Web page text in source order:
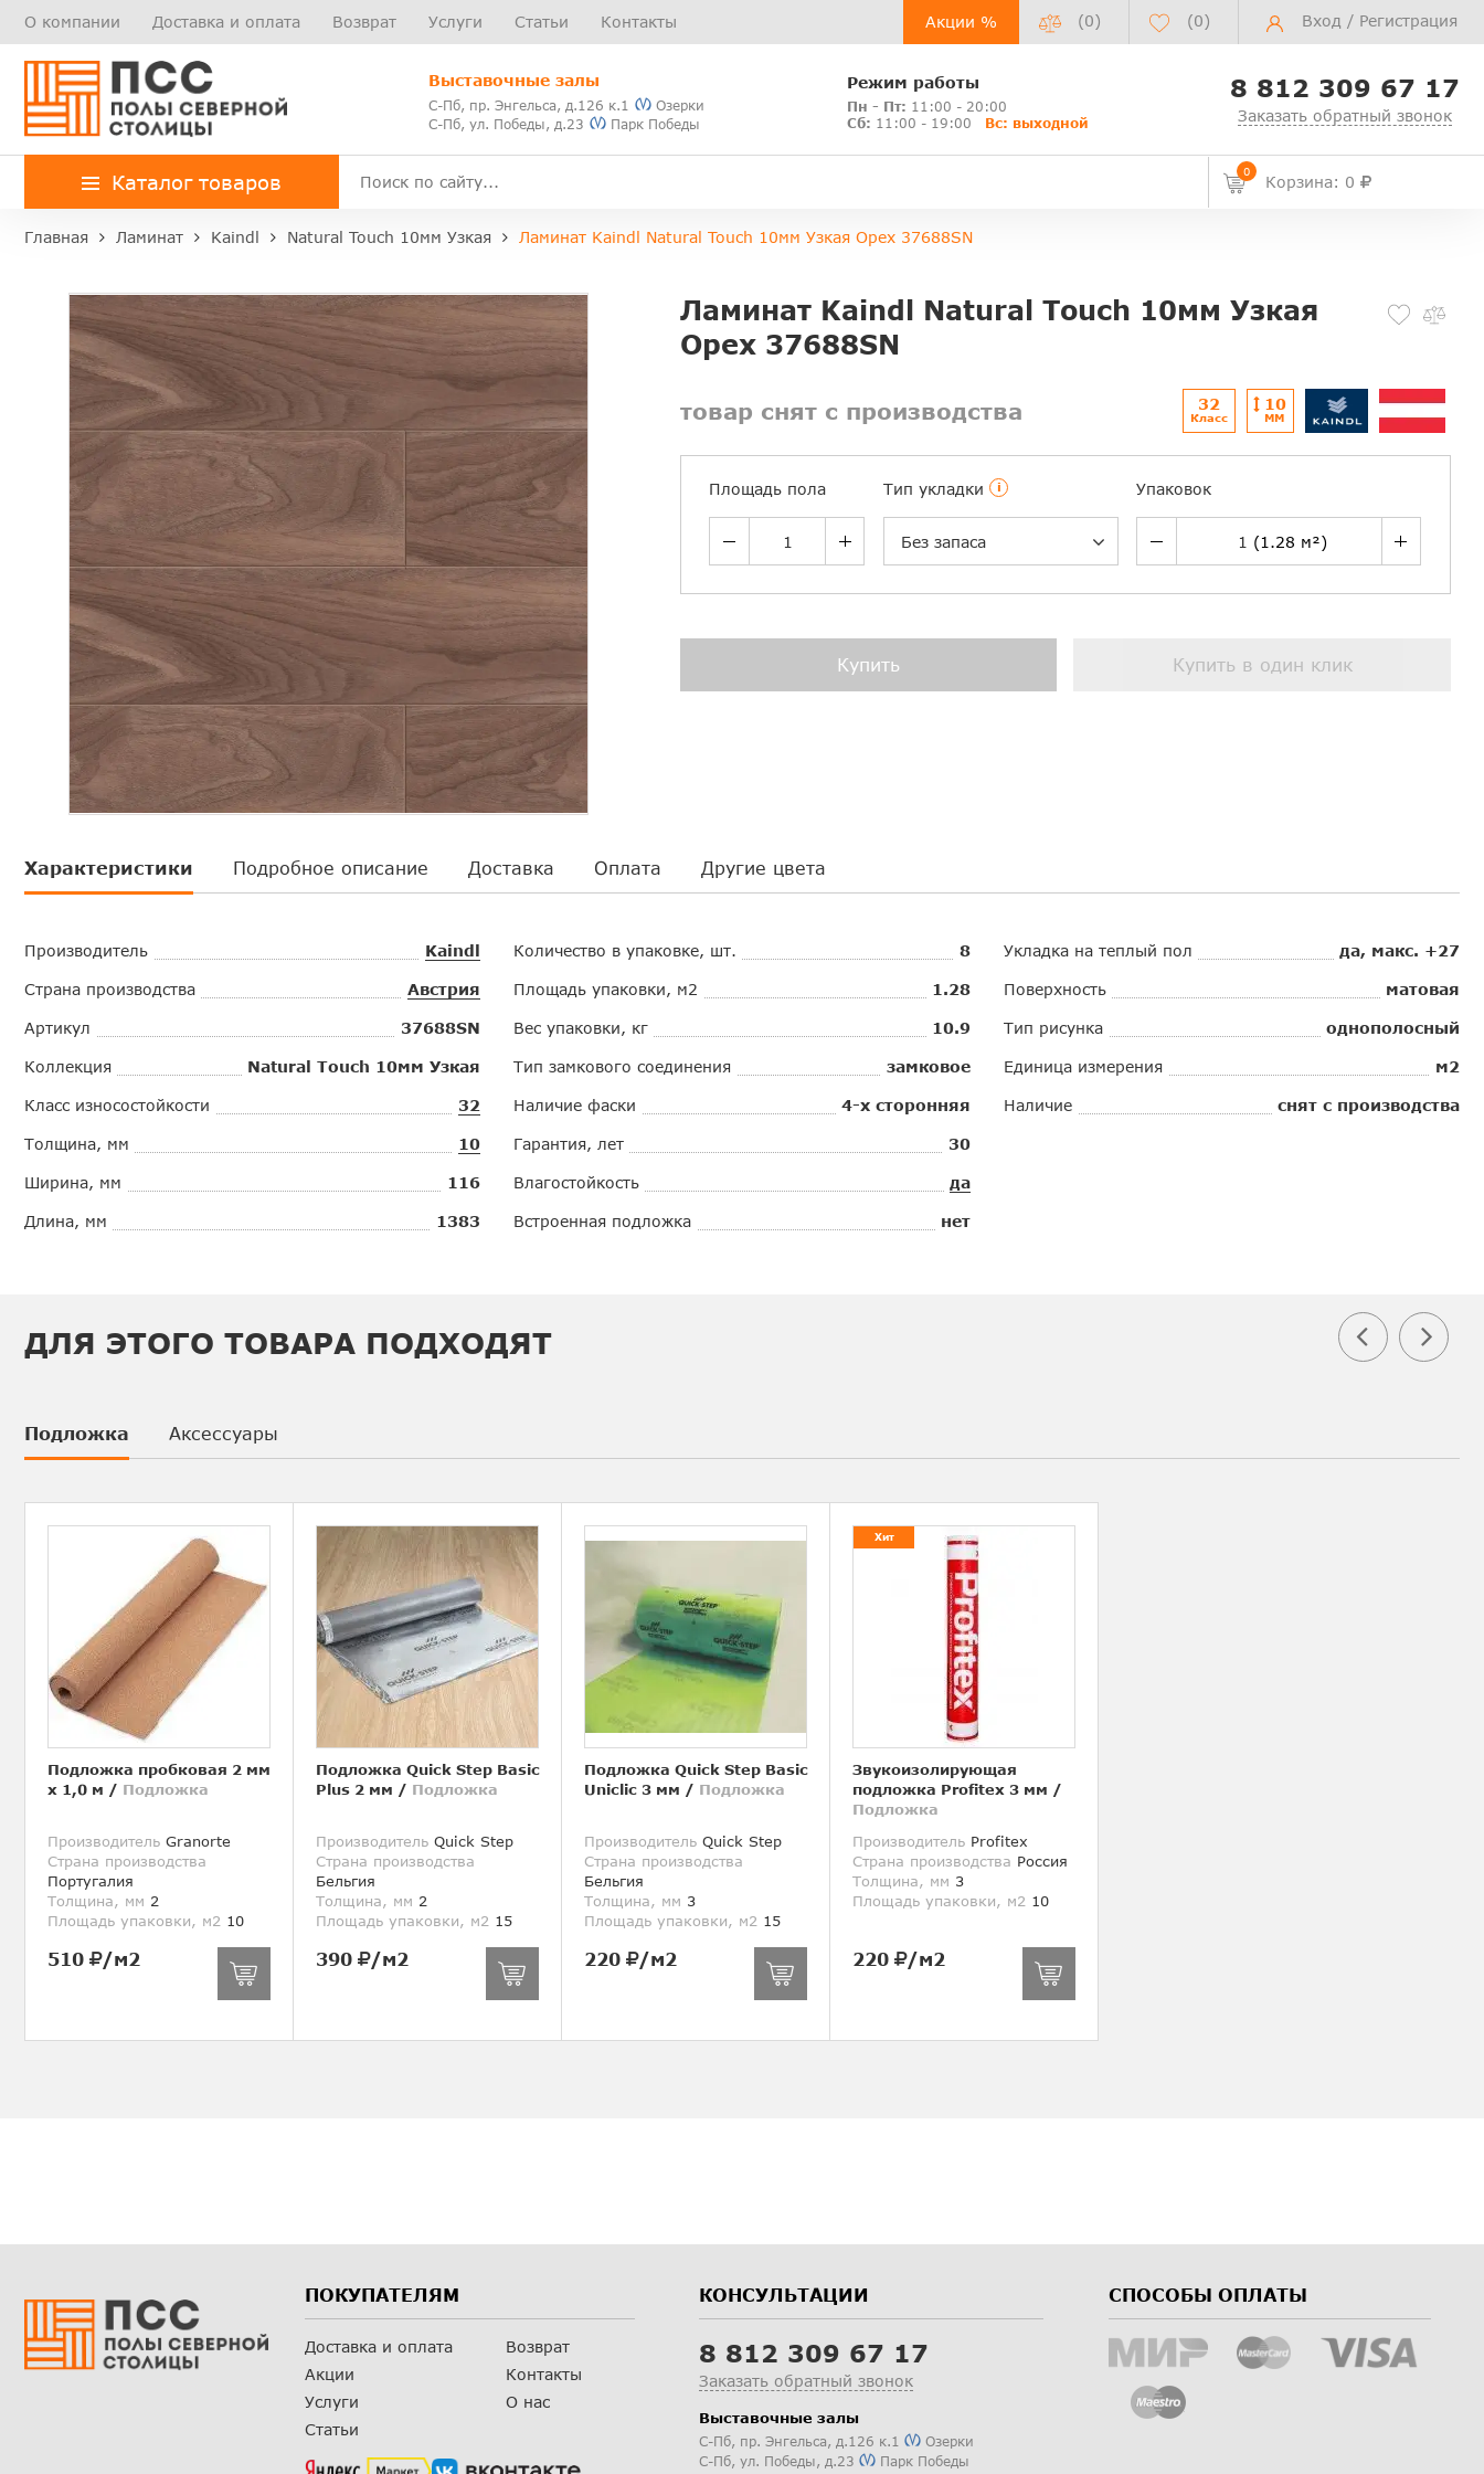
О компании Доставка и оплата Возврат Услуги Статьи Контакты Акции % (0) (0) Вход / Регистрация
Выставочные залы
С-Пб, пр. Энгельса, д.126 к.1
Озерки
С-Пб, ул. Победы, д.23
Парк Победы
Режим работы
Пн - Пт: 11:00 - 20:00
Сб: 11:00 - 19:00 Вс: выходной
8 812 309 67 17
Заказать обратный звонок
Каталог товаров 0
Корзина: 0
Главная Ламинат Kaindl Natural Touch 10мм Узкая Ламинат Kaindl Natural Touch 10мм Узкая Орех 37688SN
Ламинат Kaindl Natural Touch 10мм Узкая
Орех 37688SN
товар снят с производства 32
Класс
10
ММ
Площадь пола Тип укладки i
Без запаса
Упаковок
Купить Купить в один клик
Характеристики Подробное описание Доставка Оплата Другие цвета
Производитель Kaindl
Страна производства Австрия
Артикул 37688SN
Коллекция Natural Touch 10мм Узкая
Класс износостойкости 32
Толщина, мм 10
Ширина, мм 116
Длина, мм 1383
Количество в упаковке, шт. 8
Площадь упаковки, м2 1.28
Вес упаковки, кг 10.9
Тип замкового соединения замковое
Наличие фаски 4-х сторонняя
Гарантия, лет 30
Влагостойкость да
Встроенная подложка нет
Укладка на теплый пол да, макс. +27
Поверхность матовая
Тип рисунка однополосный
Единица измерения м2
Наличие снят с производства
ДЛЯ ЭТОГО ТОВАРА ПОДХОДЯТ
Подложка Аксессуары
Подложка пробковая 2 мм
х 1,0 м / Подложка
Производитель Granorte
Страна производства
Португалия
Толщина, мм 2
Площадь упаковки, м2 10
510 /м2
Подложка Quick Step Basic
Plus 2 мм / Подложка
Производитель Quick Step
Страна производства
Бельгия
Толщина, мм 2
Площадь упаковки, м2 15
390 /м2
Подложка Quick Step Basic
Uniclic 3 мм / Подложка
Производитель Quick Step
Страна производства
Бельгия
Толщина, мм 3
Площадь упаковки, м2 15
220 /м2
Хит
Звукоизолирующая
подложка Profitex 3 мм /
Подложка
Производитель Profitex
Страна производства Россия
Толщина, мм 3
Площадь упаковки, м2 10
220 /м2
ПОКУПАТЕЛЯМ
Доставка и оплата
Акции
Услуги
Статьи
Возврат
Контакты
О нас
КОНСУЛЬТАЦИИ
8 812 309 67 17
Заказать обратный звонок
Выставочные залы
С-Пб, пр. Энгельса, д.126 к.1
Озерки
С-Пб, ул. Победы, д.23 Парк Победы
СПОСОБЫ ОПЛАТЫ